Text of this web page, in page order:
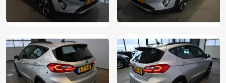
Grootlichtassistent
Grootlicht assistent (JEDAF)
Hill hold functie
Hill Start Assist (A54AB)
In hoogte verstelbare bestuurdersstoel inclusief
lendensteunverstelling (BYPAL)